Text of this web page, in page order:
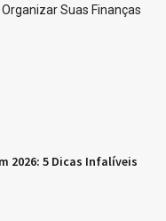
Suas Finanças
2026: 5 Dicas Infalíveis